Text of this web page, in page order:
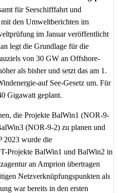
für Seeschifffahrt und
den Umweltberichten im
im Januar veröffentlicht
legt die Grundlage für die
von 30 GW an Offshore-
als bisher und setzt das am 1.
auf See-Gesetz um. Für
Gigawatt geplant.
die Projekte BalWin1 (NOR-9-
(NOR-9-2) zu planen und
2023 wurde die
Projekte BalWin1 und BalWin2 in
an Amprion übertragen
Netzverknüpfungspunkten als
war bereits in den ersten